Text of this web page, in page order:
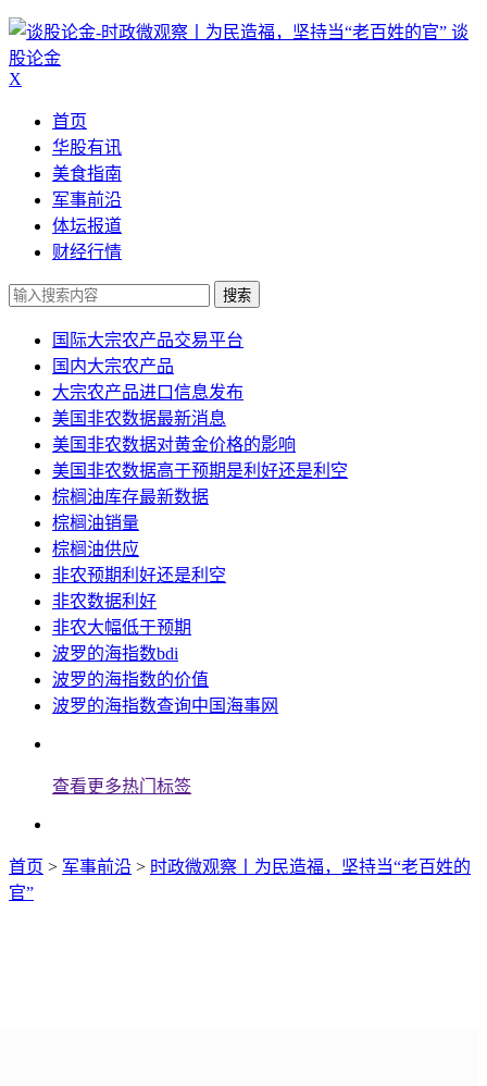
谈
股论金
X
首页
华股有讯
美食指南
军事前沿
体坛报道
财经行情
搜索
国际大宗农产品交易平台
国内大宗农产品
大宗农产品进口信息发布
美国非农数据最新消息
美国非农数据对黄金价格的影响
美国非农数据高于预期是利好还是利空
棕榈油库存最新数据
棕榈油销量
棕榈油供应
非农预期利好还是利空
非农数据利好
非农大幅低于预期
波罗的海指数bdi
波罗的海指数的价值
波罗的海指数查询中国海事网
查看更多热门标签
首页 > 军事前沿 > 时政微观察丨为民造福，坚持当“老百姓的
官”